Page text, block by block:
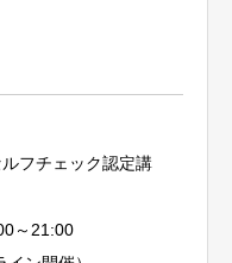
フチェック認定講
～21:00